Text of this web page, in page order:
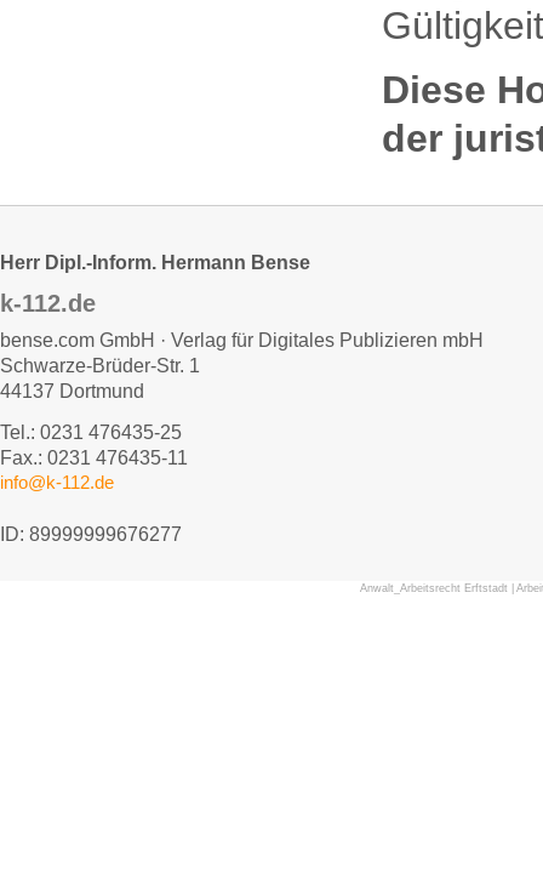
Diese
der
Herr Dipl.-Inform. Hermann Bense
k-112.de
bense.com GmbH · Verlag für Digitales Publizieren mbH
Schwarze-Brüder-Str. 1
44137 Dortmund
Tel.: 0231 476435-25
Fax.: 0231 476435-11
info@k-112.de
ID: 89999999676277
Anwalt_Arbeitsrecht Erftstadt